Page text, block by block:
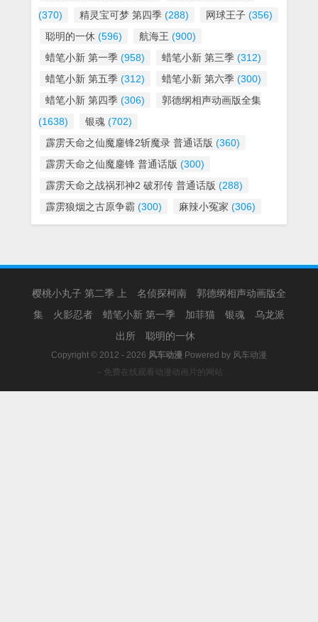
(370)
精灵宝可梦 第四季 (288) 网球王子 (356)
聪明的一休 (596) 航海王 (900)
蜡笔小新 第一季 (958) 蜡笔小新 第三季 (312)
蜡笔小新 第五季 (312) 蜡笔小新 第六季 (300)
蜡笔小新 第四季 (306)
郭德纲相声动画版全集
(1638)
银魂 (702)
霹雳天命之仙魔鏖锋2斩魔录 普通话版 (360)
霹雳天命之仙魔鏖锋 普通话版 (300)
霹雳天命之战祸邪神2 破邪传 普通话版 (288)
霹雳狼烟之古原争霸 (300) 麻辣小冤家 (306)
樱桃小丸子 第二季 上 名侦探柯南
郭德纲相声动画版全
集
火影忍者 蜡笔小新 第一季 加菲猫 银魂
乌龙派
出所
聪明的一休
Copyright © 2012 - 2026 风车动漫 Powered by 风车动漫
－免费在线观看动漫动画片的网站